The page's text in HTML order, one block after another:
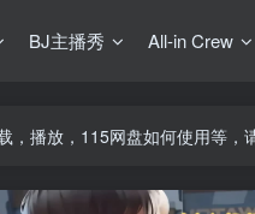
BJ主播秀 All-in Crew
播放，115网盘如何使用等，